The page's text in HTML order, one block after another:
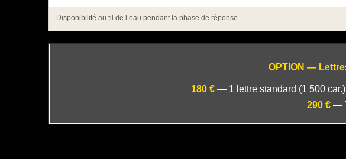
Disponibilité au fil de l’eau pendant la phase de réponse
OPTION —
180 € — 1 lettre standard (1 500
290 € —